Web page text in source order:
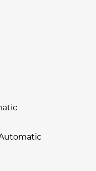
Automatic